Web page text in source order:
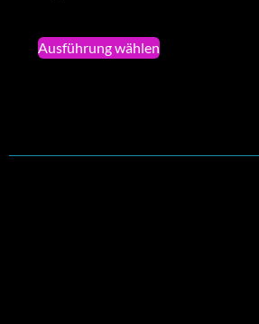
Ausführung wählen